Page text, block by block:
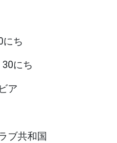
ち
にち
ア
ブ共和国